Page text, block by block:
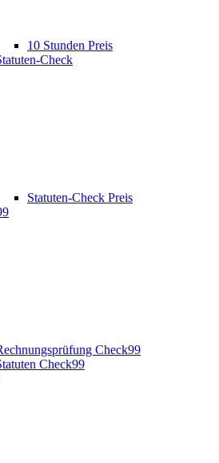
10 Stunden Preis
Check
Statuten-Check Preis
Check99
Check99